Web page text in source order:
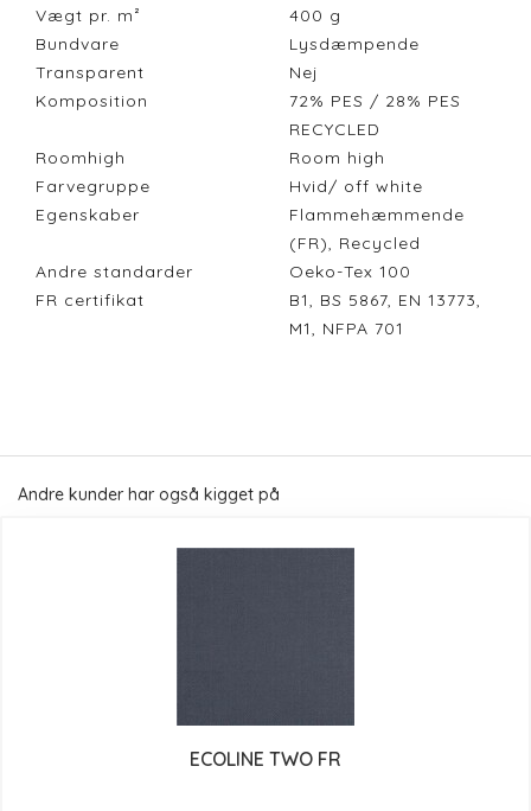
Vægt pr. m²
400 g
Bundvare
Lysdæmpende
Transparent
Nej
Komposition
72% PES / 28% PES
RECYCLED
Roomhigh
Room high
Farvegruppe
Hvid/ off white
Egenskaber
Flammehæmmende
(FR), Recycled
Andre standarder
Oeko-Tex 100
FR certifikat
B1, BS 5867, EN 13773,
M1, NFPA 701
Andre kunder har også kigget på
ECOLINE TWO FR